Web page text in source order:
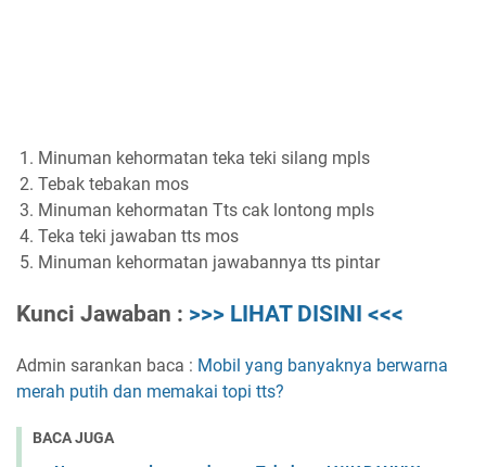
Minuman kehormatan teka teki silang mpls
Tebak tebakan mos
Minuman kehormatan Tts cak lontong mpls
Teka teki jawaban tts mos
Minuman kehormatan jawabannya tts pintar
Kunci Jawaban : >>> LIHAT DISINI <<<
Admin sarankan baca : Mobil yang banyaknya berwarna
merah putih dan memakai topi tts?
BACA JUGA